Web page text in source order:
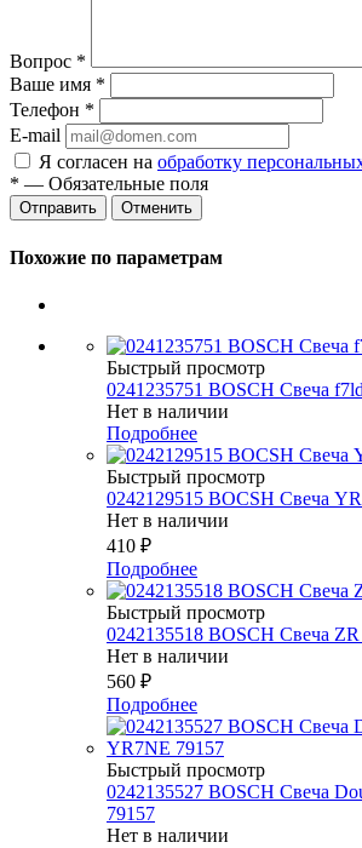
Вопрос *
Ваше имя *
Телефон *
E-mail
Я согласен на обработку
* — Обязательные поля
Отменить
Похожие по параметрам
Быстрый просмотр
0241235751 BOSCH Свеча
Нет в наличии
Подробнее
Быстрый просмотр
0242129515 BOCSH Свеча
Нет в наличии
410 ₽
Подробнее
Быстрый просмотр
0242135518 BOSCH Свеча ZR
Нет в наличии
560 ₽
Подробнее
Быстрый просмотр
0242135527 BOSСH Свеча
79157
Нет в наличии